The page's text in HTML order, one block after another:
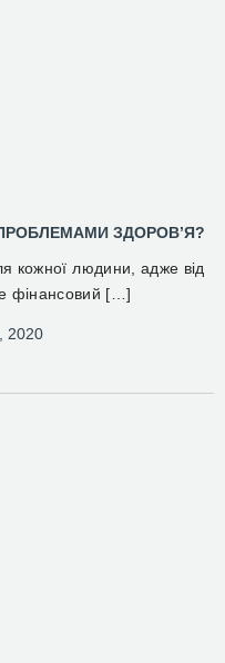
ЗДОРОВ’Я?
кожної людини, адже від
фінансовий […]
2020